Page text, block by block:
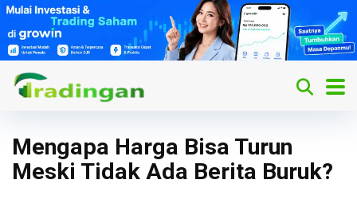
Mengapa Harga Bisa Turun
Meski Tidak Ada Berita Buruk?